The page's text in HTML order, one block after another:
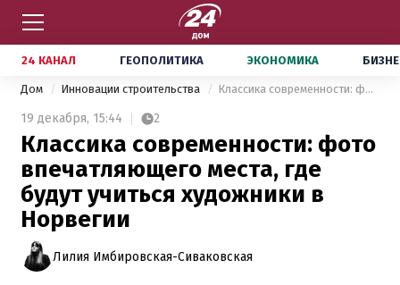
24 КАНАЛ ГЕОПОЛИТИКА ЭКОНОМИКА
Дом Инновации строительства Классика современности: фото впечатляющего места, где будут учиться художники в Норвегии
19 декабря, 15:44 2
Классика современности: фото
впечатляющего места, где
будут учиться художники в
Норвегии
Лилия Имбировская-Сиваковская